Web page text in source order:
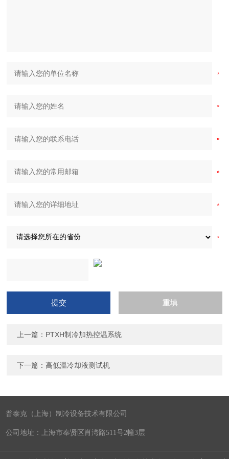
上一篇： PTXH制冷加热控温系统
下一篇：高低温冷却液测试机
普泰克（上海）制冷设备技术有限公司
公司地址：上海市奉贤区肖湾路511号2幢3层